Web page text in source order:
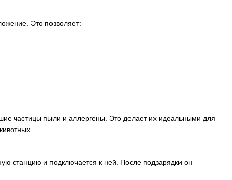
Это позволяет:
частицы пыли и аллергены. Это делает их идеальными для
станцию и подключается к ней. После подзарядки он